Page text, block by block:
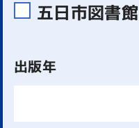
五日市図書館
出版年